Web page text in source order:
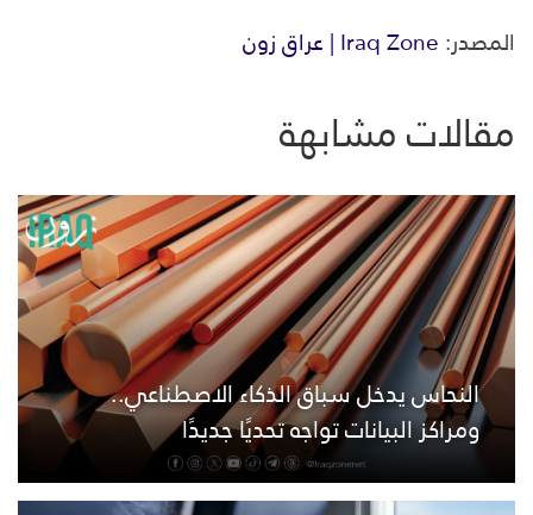
المصدر:Iraq Zone | عراق زون
مقالات مشابهة
النحاس يدخل سباق الذكاء الاصطناعي..
ومراكز البيانات تواجه تحديًا جديدًا